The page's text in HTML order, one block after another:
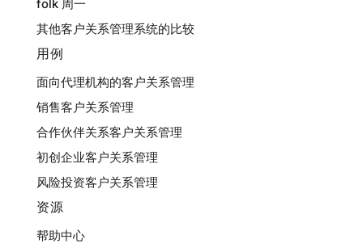
folk 周一
其他客户关系管理系统的比较
用例
面向代理机构的客户关系管理
销售客户关系管理
合作伙伴关系客户关系管理
初创企业客户关系管理
风险投资客户关系管理
资源
帮助中心